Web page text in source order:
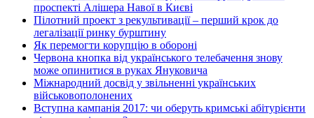
проспекті Алішера Навої в Києві
Пілотний проект з рекультивації – перший крок до
легалізації ринку бурштину
Як перемогти корупцію в обороні
Червона кнопка від українського телебачення знову
може опинитися в руках Януковича
Міжнародний досвід у звільненні українських
військовополонених
Вступна кампанія 2017: чи оберуть кримські абітурієнти